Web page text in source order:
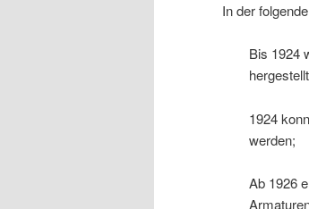
In der
Bis 1924
1924
werden;
Ab 1926